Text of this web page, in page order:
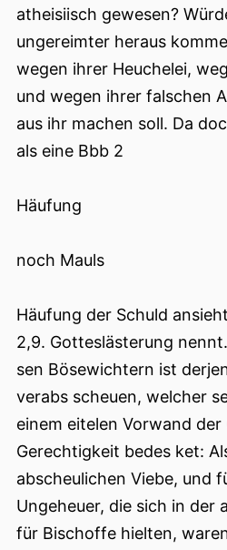
atheisiisch gewesen?
ungereimter heraus
wegen ihrer Heuchelei,
und wegen ihrer falschen
aus ihr machen soll. Da
als eine Bbb 2
Häufung
noch Mauls
Häufung der Schuld
2,9. Gotteslästerung
sen Bösewichtern ist
verabs scheuen, welcher
einem eitelen Vorwand
Gerechtigkeit bedes ket:
abscheulichen Viebe, und
Ungeheuer, die sich in der
für Bischoffe hielten,